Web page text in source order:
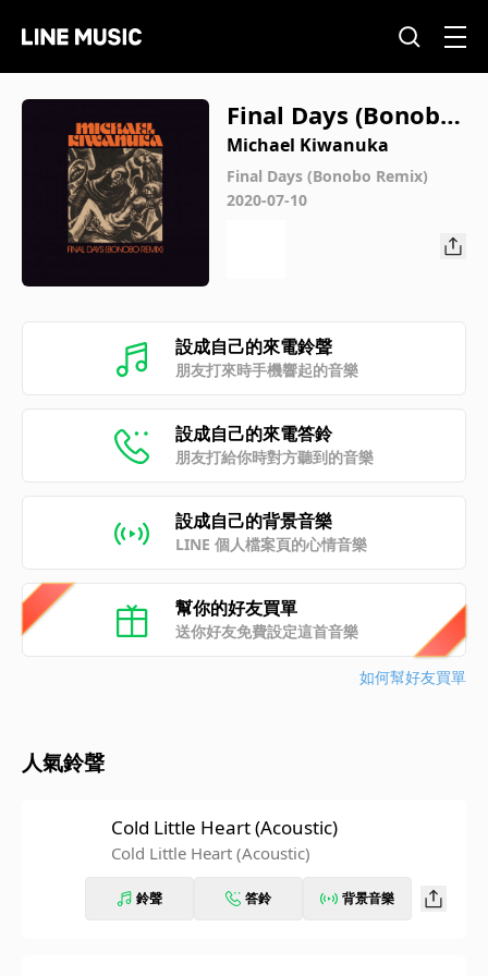
Final Days (Bonobo
Remix)
Michael Kiwanuka
Final Days (Bonobo Remix)
2020-07-10
設成自己的來電鈴聲
朋友打來時手機響起的音樂
設成自己的來電答鈴
朋友打給你時對方聽到的音樂
設成自己的背景音樂
LINE 個人檔案頁的心情音樂
幫你的好友買單
送你好友免費設定這首音樂
如何幫好友買單
人氣鈴聲
Cold Little Heart (Acoustic)
Cold Little Heart (Acoustic)
鈴聲 答鈴 背景音樂